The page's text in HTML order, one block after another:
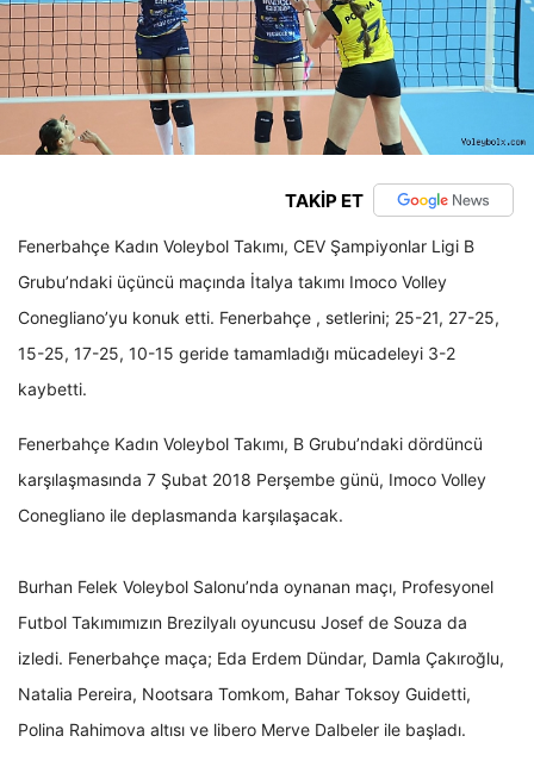
TAKİP ET
Fenerbahçe Kadın Voleybol Takımı, CEV Şampiyonlar Ligi B
Grubu’ndaki üçüncü maçında İtalya takımı Imoco Volley
Conegliano’yu konuk etti. Fenerbahçe , setlerini; 25-21, 27-25,
15-25, 17-25, 10-15 geride tamamladığı mücadeleyi 3-2
kaybetti.
Fenerbahçe Kadın Voleybol Takımı, B Grubu’ndaki dördüncü
karşılaşmasında 7 Şubat 2018 Perşembe günü, Imoco Volley
Conegliano ile deplasmanda karşılaşacak.
Burhan Felek Voleybol Salonu’nda oynanan maçı, Profesyonel
Futbol Takımımızın Brezilyalı oyuncusu Josef de Souza da
izledi. Fenerbahçe maça; Eda Erdem Dündar, Damla Çakıroğlu,
Natalia Pereira, Nootsara Tomkom, Bahar Toksoy Guidetti,
Polina Rahimova altısı ve libero Merve Dalbeler ile başladı.